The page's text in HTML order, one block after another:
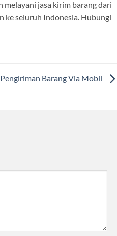
melayani jasa kirim barang dari
ke seluruh Indonesia. Hubungi
Pengiriman Barang Via Mobil